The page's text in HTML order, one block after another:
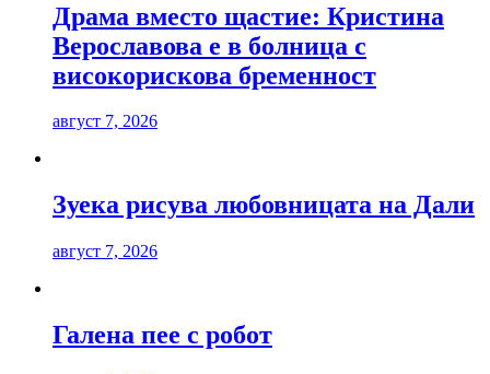
Драма вместо щастие: Кристина
Верославова е в болница с
високорискова бременност
август 7, 2026
Зуека рисува любовницата на Дали
август 7, 2026
Галена пее с робот